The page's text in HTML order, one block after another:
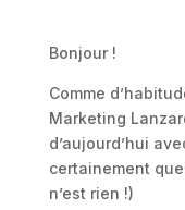
Bonjour !
Comme
Marketing
d’aujourd’hui
certainement
n’est rien !)